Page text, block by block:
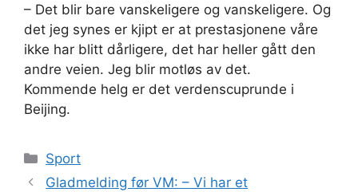
– Det blir bare vanskeligere og vanskeligere. Og
det jeg synes er kjipt er at prestasjonene våre
ikke har blitt dårligere, det har heller gått den
andre veien. Jeg blir motløs av det.
Kommende helg er det verdenscuprunde i
Beijing.
Kategorier
Sport
Gladmelding før VM: – Vi har et